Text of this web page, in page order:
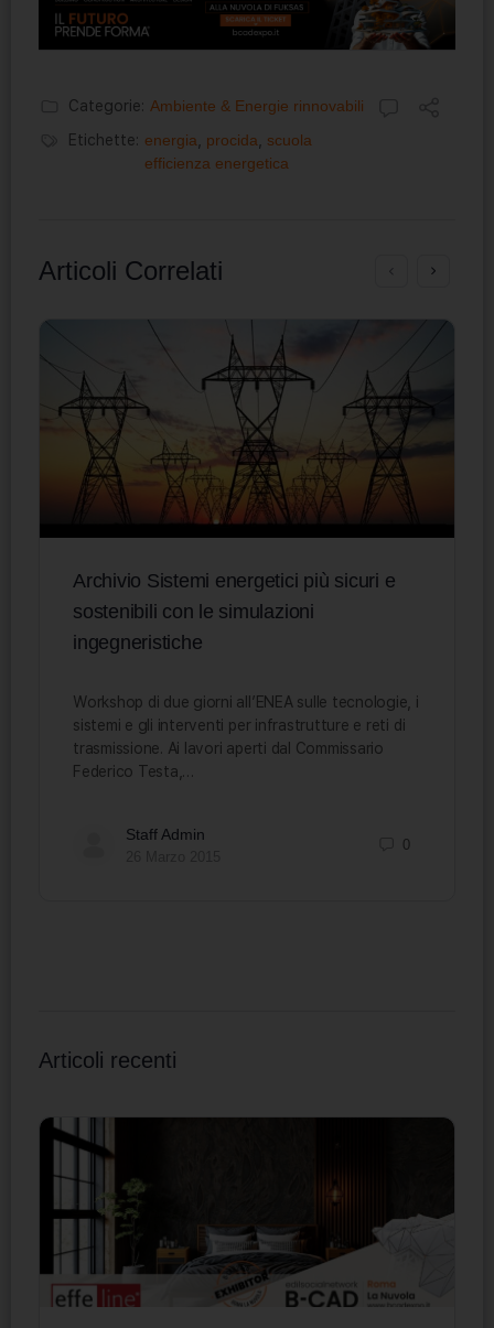
Categorie: Ambiente & Energie rinnovabili
Etichette: energia procida
scuola
efficienza energetica
Articoli Correlati
Archivio Sistemi energetici più sicuri e
sostenibili con le simulazioni
ingegneristiche
Workshop di due giorni all’ENEA sulle tecnologie, i
sistemi e gli interventi per infrastrutture e reti di
trasmissione. Ai lavori aperti dal Commissario
Federico Testa,…
Staff Admin
0
Articoli recenti